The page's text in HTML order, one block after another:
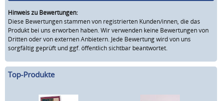
Hinweis zu Bewertungen:
Diese Bewertungen stammen von registrierten Kunden/innen, die das
Produkt bei uns erworben haben. Wir verwenden keine Bewertungen von
Dritten oder von externen Anbietern. Jede Bewertung wird von uns
sorgfältig geprüft und ggf. öffentlich sichtbar beantwortet.
Top-Produkte